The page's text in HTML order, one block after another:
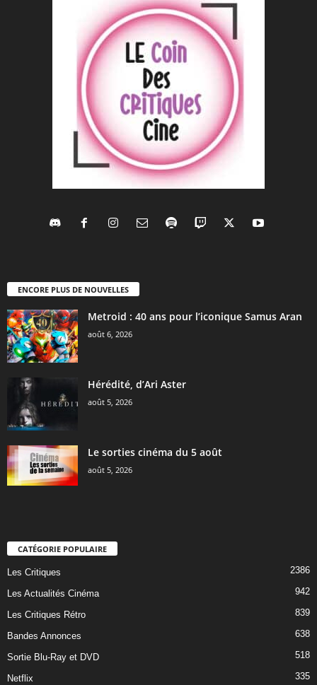
ENCORE PLUS DE NOUVELLES
Metroid : 40 ans pour l’iconique Samus Aran
août 6, 2026
Hérédité, d’Ari Aster
août 5, 2026
Le sorties cinéma du 5 août
août 5, 2026
CATÉGORIE POPULAIRE
Les Critiques 2386
Les Actualités Cinéma 942
Les Critiques Rétro 839
Bandes Annonces 638
Sortie Blu-Ray et DVD 518
Netflix 335